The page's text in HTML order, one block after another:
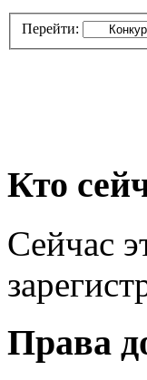
Перейти:
Кто
Сейчас
Права